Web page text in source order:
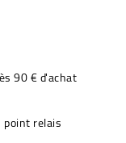
90 € d'achat
point relais